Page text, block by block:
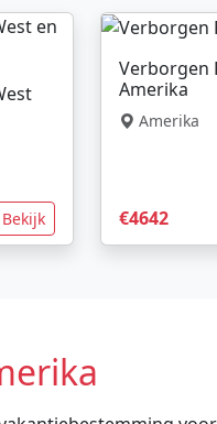
Bekijk
Verborgen
Amerika
Amerika
€4642